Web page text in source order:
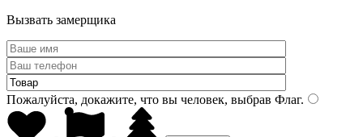
Вызвать замерщика
Пожалуйста, докажите, что вы человек, выбрав Флаг.